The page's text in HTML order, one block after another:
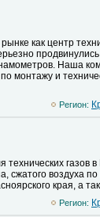
как центр
Наша
монтажу и
Регион:
сжатого
края, а
Регион: